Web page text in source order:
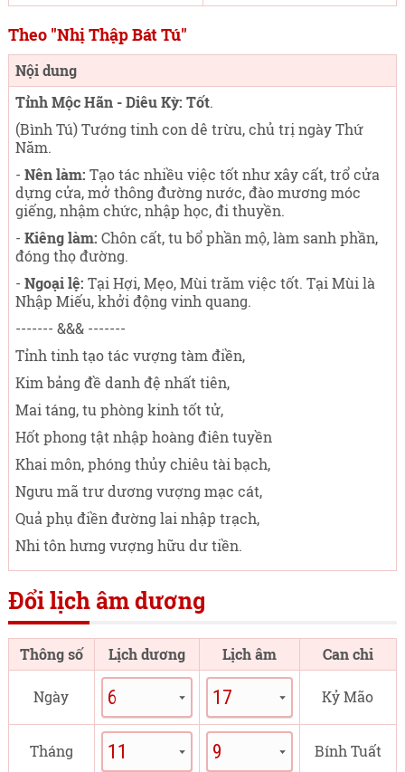
Theo "Nhị Thập Bát Tú"
Nội dung
Tỉnh Mộc Hãn - Diêu Kỳ: Tốt.
(Bình Tú) Tướng tinh con dê trừu, chủ trị ngày Thứ
Năm.
- Nên làm: Tạo tác nhiều việc tốt như xây cất, trổ cửa
dựng cửa, mở thông đường nước, đào mương móc
giếng, nhậm chức, nhập học, đi thuyền.
- Kiêng làm: Chôn cất, tu bổ phần mộ, làm sanh phần,
đóng thọ đường.
- Ngoại lệ: Tại Hợi, Mẹo, Mùi trăm việc tốt. Tại Mùi là
Nhập Miếu, khởi động vinh quang.
------- &&& -------
Tỉnh tinh tạo tác vượng tàm điền,
Kim bảng đề danh đệ nhất tiên,
Mai táng, tu phòng kinh tốt tử,
Hốt phong tật nhập hoàng điên tuyền
Khai môn, phóng thủy chiêu tài bạch,
Ngưu mã trư dương vượng mạc cát,
Quả phụ điền đường lai nhập trạch,
Nhi tôn hưng vượng hữu dư tiền.
Đổi lịch âm dương
Thông số Lịch dương Lịch âm Can chi
Ngày Kỷ Mão
Tháng Bính Tuất